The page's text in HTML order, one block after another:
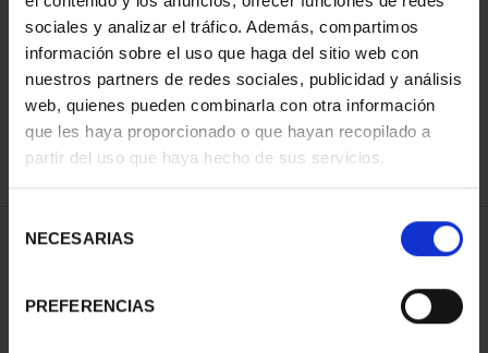
sociales y analizar el tráfico. Además, compartimos
información sobre el uso que haga del sitio web con
nuestros partners de redes sociales, publicidad y análisis
web, quienes pueden combinarla con otra información
que les haya proporcionado o que hayan recopilado a
partir del uso que haya hecho de sus servicios.
NECESARIAS
PREFERENCIAS
ORDENAR POR:
REFINAR
2 Productos encontrados